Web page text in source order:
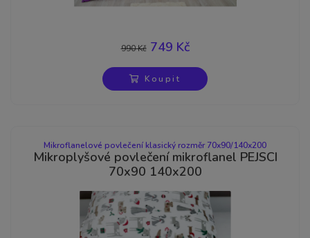
990 Kč749 Kč
Koupit
Mikroflanelové povlečení klasický rozměr 70x90/140x200
Mikroplyšové povlečení mikroflanel PEJSCI
70x90 140x200